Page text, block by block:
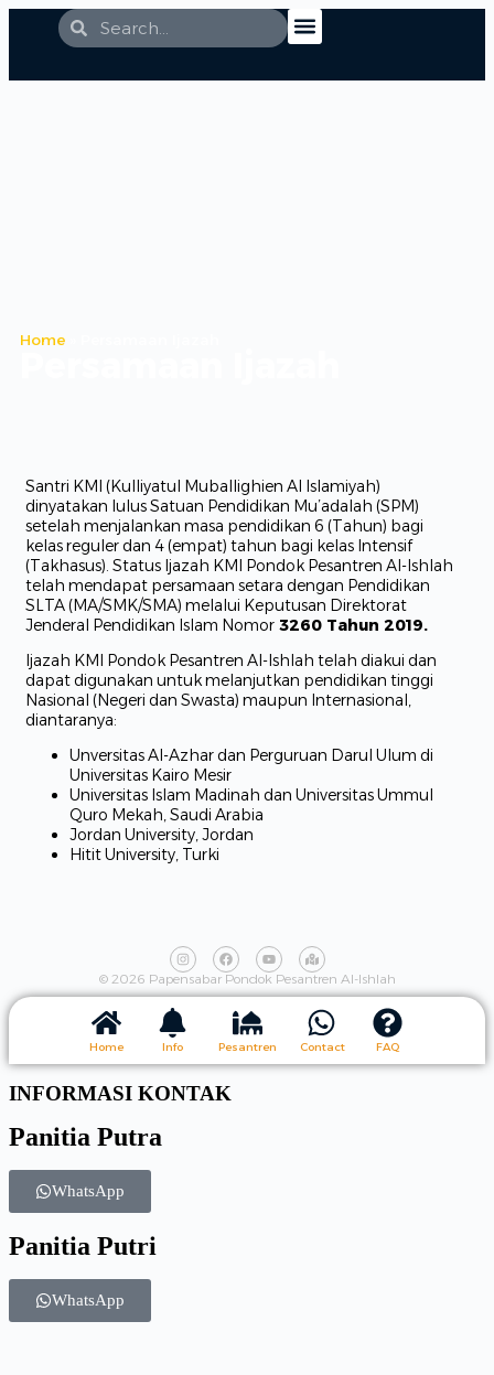
Home
Santri KMI (Kulliyatul Muballighien Al Islamiyah)
dinyatakan lulus Satuan Pendidikan Mu’adalah (SPM)
setelah menjalankan masa pendidikan 6 (Tahun) bagi
kelas reguler dan 4 (empat) tahun bagi kelas Intensif
(Takhasus). Status Ijazah KMI Pondok Pesantren Al-Ishlah
telah mendapat persamaan setara dengan Pendidikan
SLTA (MA/SMK/SMA) melalui Keputusan Direktorat
Jenderal Pendidikan Islam Nomor 3260 Tahun 2019.
Ijazah KMI Pondok Pesantren Al-Ishlah telah diakui dan
dapat digunakan untuk melanjutkan pendidikan tinggi
Nasional (Negeri dan Swasta) maupun Internasional,
diantaranya:
Unversitas Al-Azhar dan Perguruan Darul Ulum di
Universitas Kairo Mesir
Universitas Islam Madinah dan Universitas Ummul
Quro Mekah, Saudi Arabia
Jordan University, Jordan
Hitit University, Turki
© 2026 Papensabar Pondok Pesantren Al-Ishlah
Home Info Pesantren Contact FAQ
INFORMASI KONTAK
Panitia Putra
WhatsApp
Panitia Putri
WhatsApp